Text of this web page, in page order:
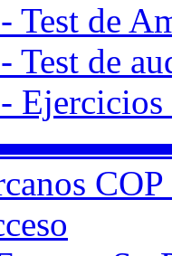
Test de
Test de